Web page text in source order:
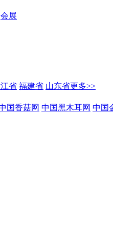
会展
省 福建省 山东省更多>>
国香菇网 中国黑木耳网 中国